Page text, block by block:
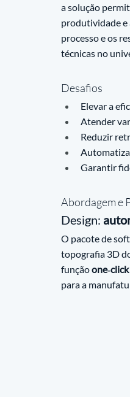
a solução
produtividade e
processo e os
técnicas no
Desafios
Elevar a
Atender
Reduzir
Garantir
Abordagem e
Design:
O pacote de
topografia 3D
função
para a